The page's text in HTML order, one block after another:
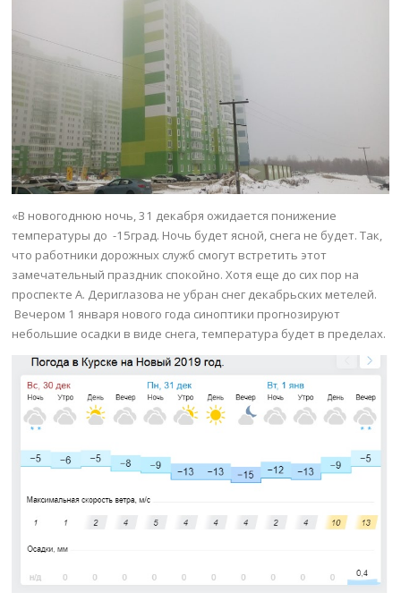
«В новогоднюю ночь, 31 декабря ожидается понижение
температуры до -15град. Ночь будет ясной, снега не будет. Так,
что работники дорожных служб смогут встретить этот
замечательный праздник спокойно. Хотя еще до сих пор на
проспекте А. Дериглазова не убран снег декабрьских метелей.
Вечером 1 января нового года синоптики прогнозируют
небольшие осадки в виде снега, температура будет в пределах.